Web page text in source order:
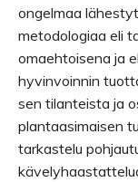
ongelmaa
metodologiaa eli
omaehtoisena ja
hyvinvoinnin
sen tilanteista ja
plantaasimaisen
tarkastelu